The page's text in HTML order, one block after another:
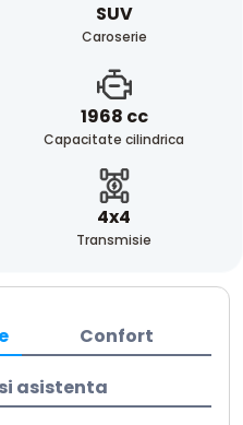
SUV
Caroserie
1968 cc
Capacitate cilindrica
4x4
Transmisie
Confort
asistenta